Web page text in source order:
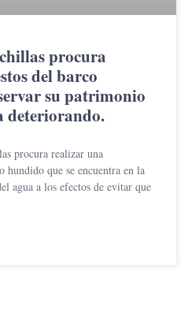
procura
del barco
su patrimonio
deteriorando.
procura realizar una
hundido que se encuentra en la
agua a los efectos de evitar que